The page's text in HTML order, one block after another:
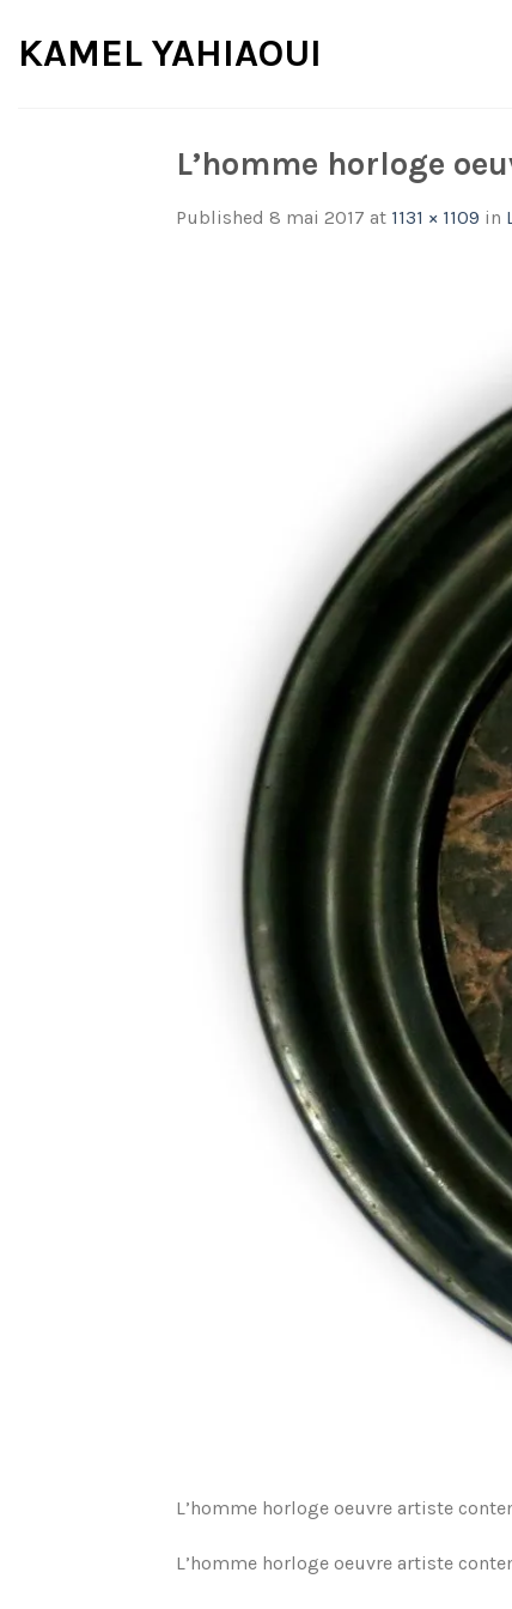
content
KAMEL YAHIAOUI
L’homme horloge
Published 8 mai 2017 at 1131 × 1109 in
L’homme horloge oeuvre artiste
L’homme horloge oeuvre artiste